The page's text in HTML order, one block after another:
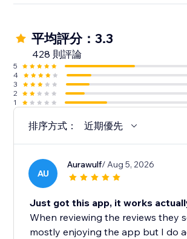
平均評分：3.3
428 則評論
5
4
3
2
1
排序方式： 近期優先
AU
Aurawulf/ Aug 5, 2026
Just got this app, it works
When reviewing the reviews they
mostly enjoying the app but I do